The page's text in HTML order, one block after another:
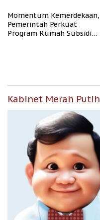
Momentum Kemerdekaan,
Pemerintah Perkuat
Program Rumah Subsidi
Kabinet Merah Putih